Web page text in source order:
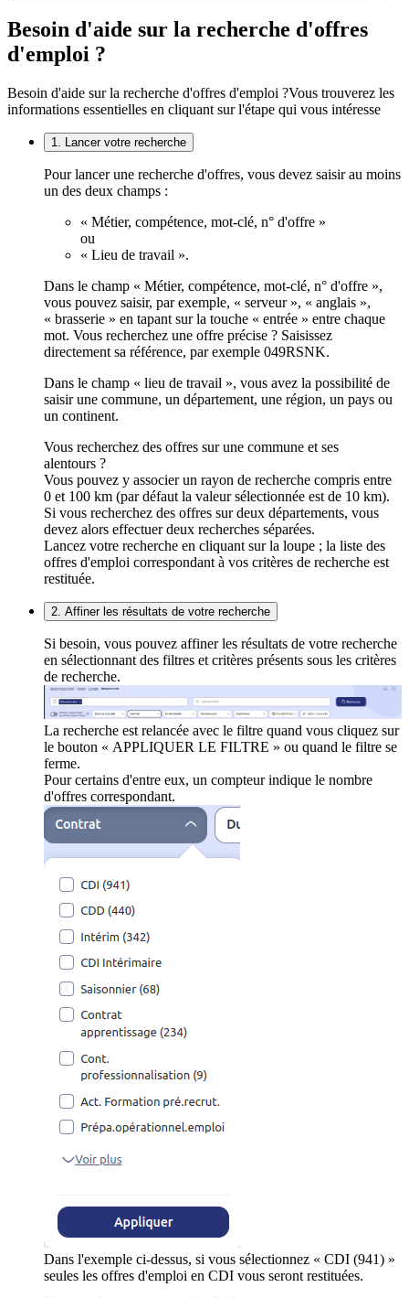
Besoin d'aide sur la recherche d'offres
d'emploi ?
Besoin d'aide sur la recherche d'offres d'emploi ?Vous trouverez les
informations essentielles en cliquant sur l'étape qui vous intéresse
1. Lancer votre recherche
Pour lancer une recherche d'offres, vous devez saisir au moins
un des deux champs :
« Métier, compétence, mot-clé, n° d'offre »
ou
« Lieu de travail ».
Dans le champ « Métier, compétence, mot-clé, n° d'offre »,
vous pouvez saisir, par exemple, « serveur », « anglais »,
« brasserie » en tapant sur la touche « entrée » entre chaque
mot. Vous recherchez une offre précise ? Saisissez
directement sa référence, par exemple 049RSNK.
Dans le champ « lieu de travail », vous avez la possibilité de
saisir une commune, un département, une région, un pays ou
un continent.
Vous recherchez des offres sur une commune et ses
alentours ?
Vous pouvez y associer un rayon de recherche compris entre
0 et 100 km (par défaut la valeur sélectionnée est de 10 km).
Si vous recherchez des offres sur deux départements, vous
devez alors effectuer deux recherches séparées.
Lancez votre recherche en cliquant sur la loupe ; la liste des
offres d'emploi correspondant à vos critères de recherche est
restituée.
2. Affiner les résultats de votre recherche
Si besoin, vous pouvez affiner les résultats de votre recherche
en sélectionnant des filtres et critères présents sous les critères
de recherche.
La recherche est relancée avec le filtre quand vous cliquez sur
le bouton « APPLIQUER LE FILTRE » ou quand le filtre se
ferme.
Pour certains d'entre eux, un compteur indique le nombre
d'offres correspondant.
Dans l'exemple ci-dessus, si vous sélectionnez « CDI (941) »
seules les offres d'emploi en CDI vous seront restituées.